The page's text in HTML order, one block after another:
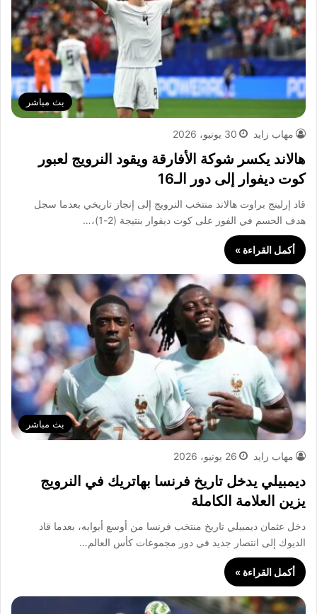
بث مباشر
مهاب زايد 30 يونيو، 2026
هالاند يكسر شوكة الأفارقة ويقود النرويج لعبور
كوت ديفوار إلى دور الـ16
قاد إرلينج براوت هالاند منتخب النرويج إلى إنجاز تاريخي بعدما سجل
هدف الحسم في الفوز على كوت ديفوار بنتيجة (2-1)،…
أكمل القراءة »
بث مباشر
مهاب زايد 26 يونيو، 2026
ديمبيلي يدخل تاريخ فرنسا بهاتريك في النرويج
يزين العلامة الكاملة
دخل عثمان ديمبيلي تاريخ منتخب فرنسا من أوسع أبوابه، بعدما قاد
الديوك إلى انتصار جديد في دور مجموعات كأس العالم…
أكمل القراءة »